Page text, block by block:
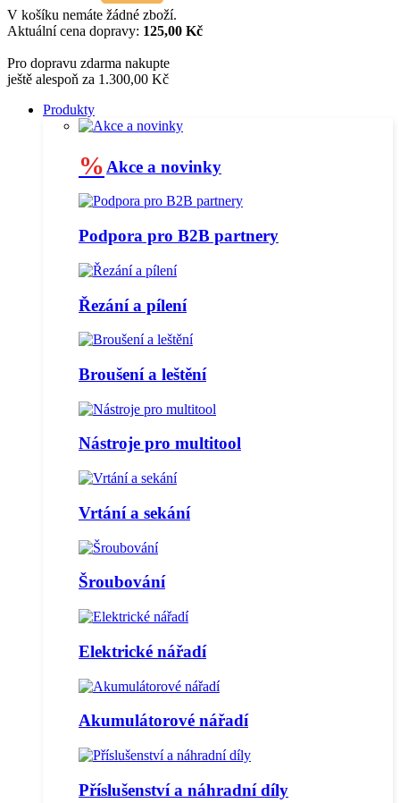
V košíku nemáte žádné zboží.
Aktuální cena dopravy: 125,00 Kč
Pro dopravu zdarma nakupte
ještě alespoň za 1.300,00 Kč
Produkty
% Akce a novinky
Podpora pro B2B partnery
Řezání a pílení
Broušení a leštění
Nástroje pro multitool
Vrtání a sekání
Šroubování
Elektrické nářadí
Akumulátorové nářadí
Příslušenství a náhradní díly